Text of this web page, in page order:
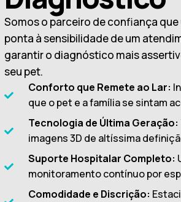
Somos o parceiro de confiança
ponta à sensibilidade de um
garantir o diagnóstico mais
seu pet.
Conforto que Remete ao Lar:
que o pet e a família se sintam
Tecnologia de Última Geração:
imagens 3D de altíssima
Suporte Hospitalar Completo:
monitoramento contínuo por
Comodidade e Discrição: